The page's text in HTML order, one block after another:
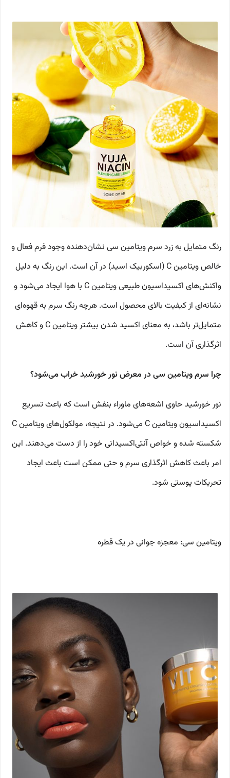
رنگ متمایل به زرد سرم ویتامین سی نشان‌دهنده وجود فرم فعال و
خالص ویتامین C (اسکوربیک اسید) در آن است. این رنگ به دلیل
واکنش‌های اکسیداسیون طبیعی ویتامین C با هوا ایجاد می‌شود و
نشانه‌ای از کیفیت بالای محصول است. هرچه رنگ سرم به قهوه‌ای
متمایل‌تر باشد، به معنای اکسید شدن بیشتر ویتامین C و کاهش
اثرگذاری آن است.
چرا سرم ویتامین سی در معرض نور خورشید خراب می‌شود؟
نور خورشید حاوی اشعه‌های ماوراء بنفش است که باعث تسریع
اکسیداسیون ویتامین C می‌شود. در نتیجه، مولکول‌های ویتامین C
شکسته شده و خواص آنتی‌اکسیدانی خود را از دست می‌دهند. این
امر باعث کاهش اثرگذاری سرم و حتی ممکن است باعث ایجاد
تحریکات پوستی شود.
ویتامین سی: معجزه جوانی در یک قطره